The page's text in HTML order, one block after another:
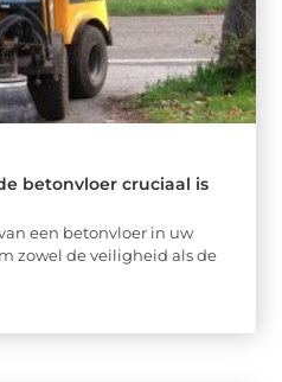
betonvloer cruciaal is
een betonvloer in uw
zowel de veiligheid als de